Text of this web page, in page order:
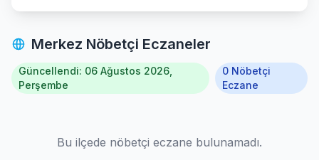
Merkez Nöbetçi Eczaneler
Güncellendi: 06 Ağustos 2026,
Perşembe
0 Nöbetçi
Eczane
Bu ilçede nöbetçi eczane bulunamadı.